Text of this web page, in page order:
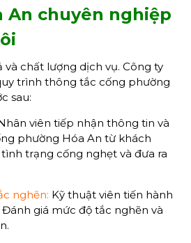
An chuyên nghiệp
chất lượng dịch vụ. Công ty
trình thông tắc cống phường
sau:
viên tiếp nhận thông tin và
phường Hóa An từ khách
trạng cống nghẹt và đưa ra
nghẽn: Kỹ thuật viên tiến hành
giá mức độ tắc nghẽn và